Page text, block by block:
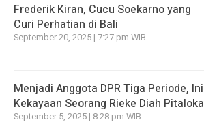
Frederik Kiran, Cucu Soekarno yang
Curi Perhatian di Bali
September 20, 2025 | 7:27 pm WIB
Menjadi Anggota DPR Tiga Periode, Ini
Kekayaan Seorang Rieke Diah Pitaloka
September 5, 2025 | 8:28 pm WIB